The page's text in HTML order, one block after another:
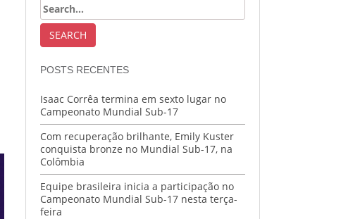
POSTS RECENTES
Isaac Corrêa termina em sexto lugar no
Campeonato Mundial Sub-17
Com recuperação brilhante, Emily Kuster
conquista bronze no Mundial Sub-17, na
Colômbia
Equipe brasileira inicia a participação no
Campeonato Mundial Sub-17 nesta terça-
feira